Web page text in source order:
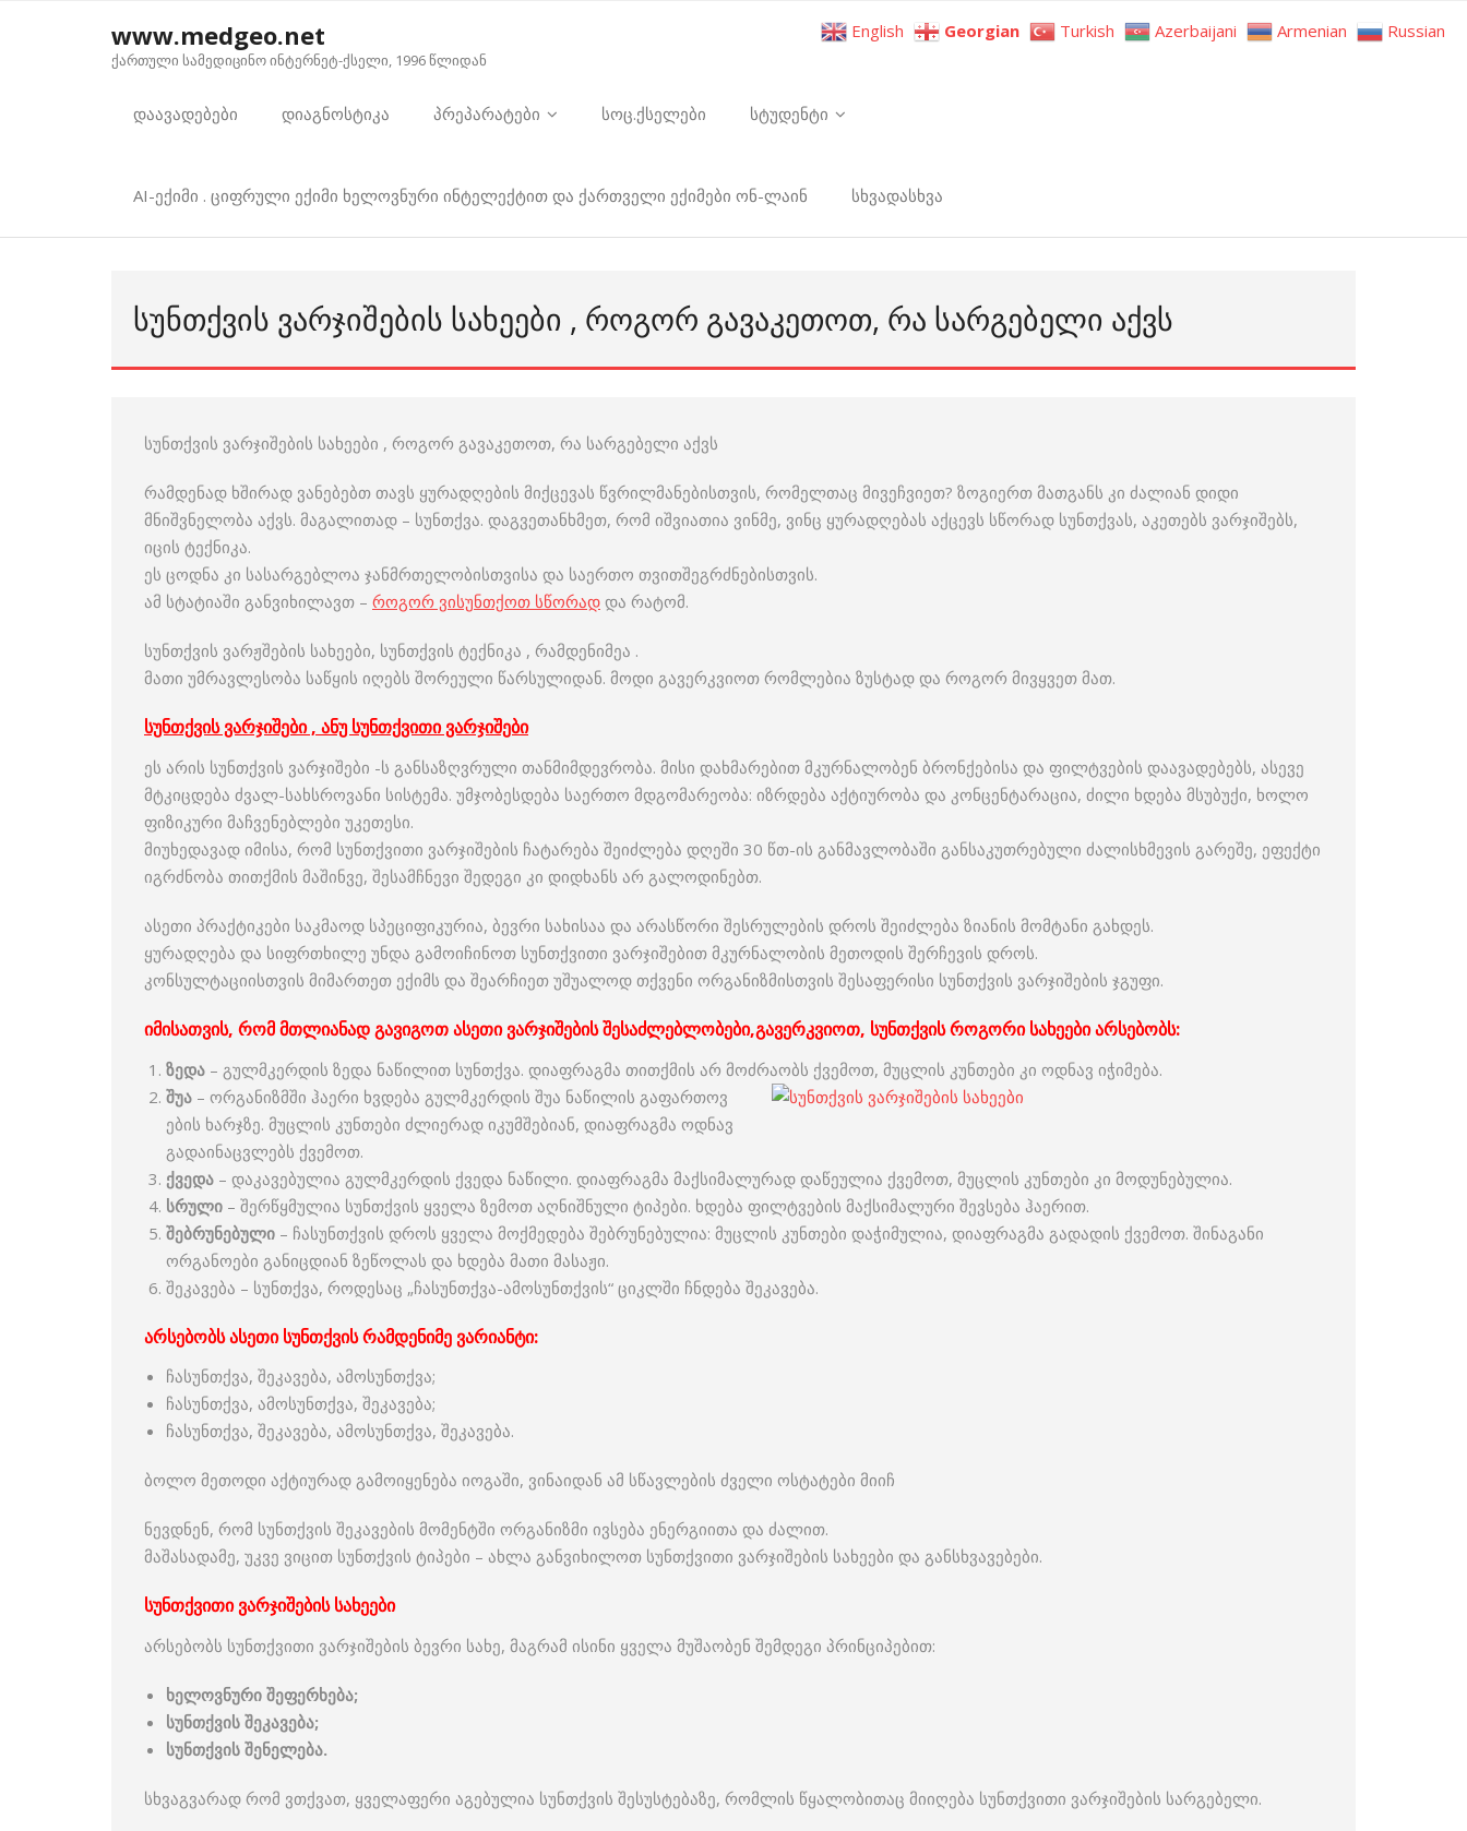
www.medgeo.net
ქართული სამედიცინო ინტერნეტ-ქსელი, 1996 წლიდან
დაავადებები დიაგნოსტიკა პრეპარატები სოც.ქსელები სტუდენტი
AI-ექიმი . ციფრული ექიმი ხელოვნური ინტელექტით და ქართველი ექიმები ონ-ლაინ სხვადასხვა
ᲡᲣᲜᲗᲥᲕᲘᲡ ᲕᲐᲠᲯᲘᲨᲔᲑᲘᲡ ᲡᲐᲮᲔᲔᲑᲘ , ᲠᲝᲒᲝᲠ ᲒᲐᲕᲐᲙᲔᲗᲝᲗ, ᲠᲐ ᲡᲐᲠᲒᲔᲑᲔᲚᲘ ᲐᲥᲕᲡ
სუნთქვის ვარჯიშების სახეები , როგორ გავაკეთოთ, რა სარგებელი აქვს
რამდენად ხშირად ვანებებთ თავს ყურადღების მიქცევას წვრილმანებისთვის, რომელთაც მივეჩვიეთ? ზოგიერთ მათგანს კი ძალიან დიდი
მნიშვნელობა აქვს. მაგალითად – სუნთქვა. დაგვეთანხმეთ, რომ იშვიათია ვინმე, ვინც ყურადღებას აქცევს სწორად სუნთქვას, აკეთებს ვარჯიშებს,
იცის ტექნიკა.
ეს ცოდნა კი სასარგებლოა ჯანმრთელობისთვისა და საერთო თვითშეგრძნებისთვის.
ამ სტატიაში განვიხილავთ – როგორ ვისუნთქოთ სწორად და რატომ.
სუნთქვის ვარჟშების სახეები, სუნთქვის ტექნიკა , რამდენიმეა .
მათი უმრავლესობა საწყის იღებს შორეული წარსულიდან. მოდი გავერკვიოთ რომლებია ზუსტად და როგორ მივყვეთ მათ.
სუნთქვის ვარჯიშები , ანუ სუნთქვითი ვარჯიშები
ეს არის სუნთქვის ვარჯიშები -ს განსაზღვრული თანმიმდევრობა. მისი დახმარებით მკურნალობენ ბრონქებისა და ფილტვების დაავადებებს, ასევე
მტკიცდება ძვალ-სახსროვანი სისტემა. უმჯობესდება საერთო მდგომარეობა: იზრდება აქტიურობა და კონცენტარაცია, ძილი ხდება მსუბუქი, ხოლო
ფიზიკური მაჩვენებლები უკეთესი.
მიუხედავად იმისა, რომ სუნთქვითი ვარჯიშების ჩატარება შეიძლება დღეში 30 წთ-ის განმავლობაში განსაკუთრებული ძალისხმევის გარეშე, ეფექტი
იგრძნობა თითქმის მაშინვე, შესამჩნევი შედეგი კი დიდხანს არ გალოდინებთ.
ასეთი პრაქტიკები საკმაოდ სპეციფიკურია, ბევრი სახისაა და არასწორი შესრულების დროს შეიძლება ზიანის მომტანი გახდეს.
ყურადღება და სიფრთხილე უნდა გამოიჩინოთ სუნთქვითი ვარჯიშებით მკურნალობის მეთოდის შერჩევის დროს.
კონსულტაციისთვის მიმართეთ ექიმს და შეარჩიეთ უშუალოდ თქვენი ორგანიზმისთვის შესაფერისი სუნთქვის ვარჯიშების ჯგუფი.
იმისათვის, რომ მთლიანად გავიგოთ ასეთი ვარჯიშების შესაძლებლობები,გავერკვიოთ, სუნთქვის როგორი სახეები არსებობს:
ზედა – გულმკერდის ზედა ნაწილით სუნთქვა. დიაფრაგმა თითქმის არ მოძრაობს ქვემოთ, მუცლის კუნთები კი ოდნავ იჭიმება.
შუა – ორგანიზმში ჰაერი ხვდება გულმკერდის შუა ნაწილის გაფართოვ
ების ხარჯზე. მუცლის კუნთები ძლიერად იკუმშებიან, დიაფრაგმა ოდნავ
გადაინაცვლებს ქვემოთ.
ქვედა – დაკავებულია გულმკერდის ქვედა ნაწილი. დიაფრაგმა მაქსიმალურად დაწეულია ქვემოთ, მუცლის კუნთები კი მოდუნებულია.
სრული – შერწყმულია სუნთქვის ყველა ზემოთ აღნიშნული ტიპები. ხდება ფილტვების მაქსიმალური შევსება ჰაერით.
შებრუნებული – ჩასუნთქვის დროს ყველა მოქმედება შებრუნებულია: მუცლის კუნთები დაჭიმულია, დიაფრაგმა გადადის ქვემოთ. შინაგანი
ორგანოები განიცდიან ზეწოლას და ხდება მათი მასაჟი.
შეკავება – სუნთქვა, როდესაც „ჩასუნთქვა-ამოსუნთქვის“ ციკლში ჩნდება შეკავება.
არსებობს ასეთი სუნთქვის რამდენიმე ვარიანტი:
ჩასუნთქვა, შეკავება, ამოსუნთქვა;
ჩასუნთქვა, ამოსუნთქვა, შეკავება;
ჩასუნთქვა, შეკავება, ამოსუნთქვა, შეკავება.
ბოლო მეთოდი აქტიურად გამოიყენება იოგაში, ვინაიდან ამ სწავლების ძველი ოსტატები მიიჩ
ნევდნენ, რომ სუნთქვის შეკავების მომენტში ორგანიზმი ივსება ენერგიითა და ძალით.
მაშასადამე, უკვე ვიცით სუნთქვის ტიპები – ახლა განვიხილოთ სუნთქვითი ვარჯიშების სახეები და განსხვავებები.
სუნთქვითი ვარჯიშების სახეები
არსებობს სუნთქვითი ვარჯიშების ბევრი სახე, მაგრამ ისინი ყველა მუშაობენ შემდეგი პრინციპებით:
ხელოვნური შეფერხება;
სუნთქვის შეკავება;
სუნთქვის შენელება.
სხვაგვარად რომ ვთქვათ, ყველაფერი აგებულია სუნთქვის შესუსტებაზე, რომლის წყალობითაც მიიღება სუნთქვითი ვარჯიშების სარგებელი.
English Georgian Turkish Azerbaijani Armenian Russian